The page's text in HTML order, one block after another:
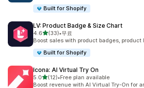
Built for Shopify
LV: Product Badge & Size Chart
4.6별 5개 중
(33)
총 리뷰 33개
•무료
Boost sales with product badges,
Built for Shopify
Icona: AI Virtual Try On
5.0별 5개 중
(12)
총 리뷰 12개
•Free plan available
Boost revenue with AI Virtual Try-On for